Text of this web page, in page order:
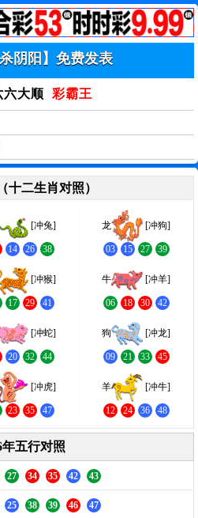
阴阳】免费发表
六大顺 彩霸王
十二生肖对照）
[冲兔]
14 26 38
龙 [冲狗]
03 15 27 39
[冲猴]
17 29 41
牛 [冲羊]
06 18 30 42
[冲蛇]
20 32 44
狗 [冲龙]
09 21 33 45
[冲虎]
23 35 47
羊 [冲牛]
12 24 36 48
年五行对照
27 34 35 42 43
25 38 39 46 47